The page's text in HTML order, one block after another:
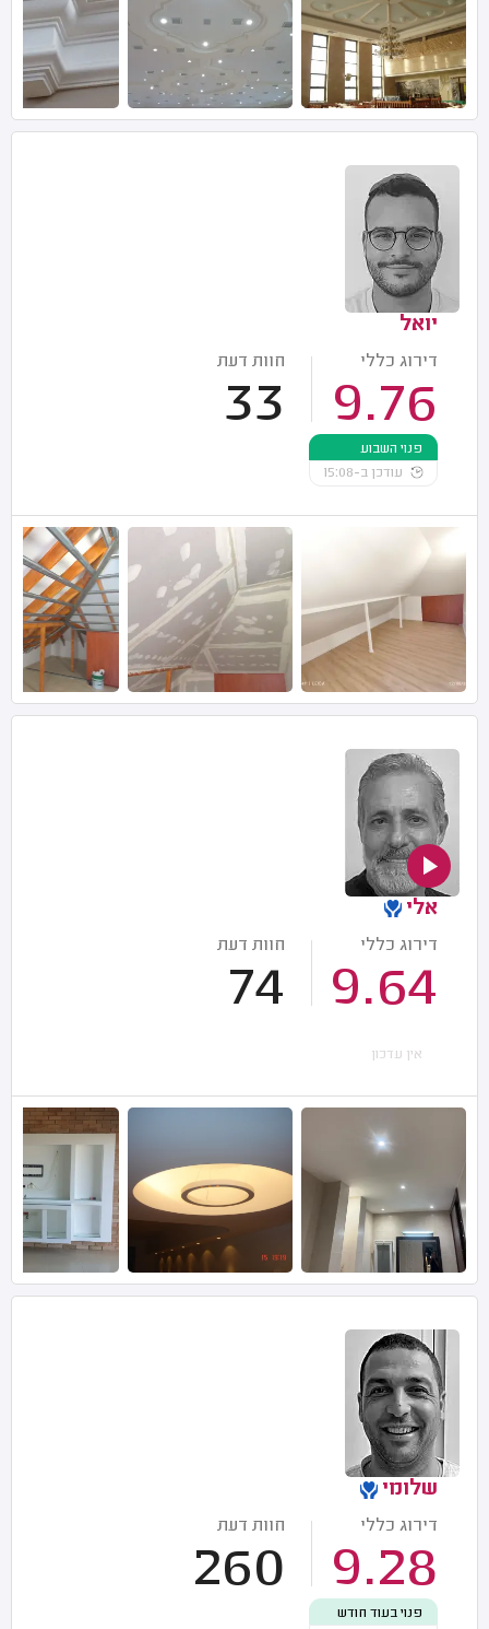
יואל
דירוג כללי
9.76
חוות דעת
33
פנוי השבוע
עודכן ב-15:08
אלי
דירוג כללי
9.64
חוות דעת
74
אין עדכון
שלומי
דירוג כללי
9.28
חוות דעת
260
פנוי בעוד חודש